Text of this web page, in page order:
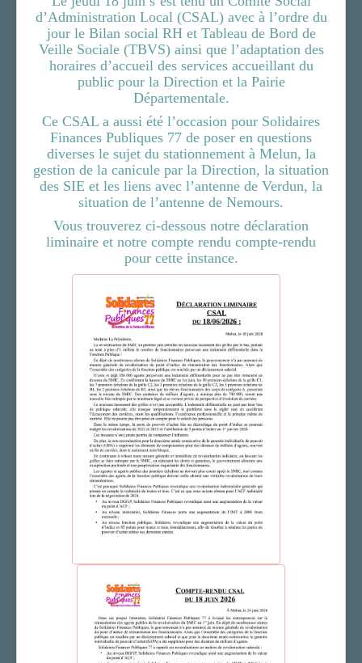
LA SECTION
AGENDA
d’Administration Local (CSAL) avec à l’ordre du
jour le Bilan social RH et Tableau de Bord de
Veille Sociale (TBVS) ainsi que l’adaptation des
horaires d’accueil des services accueillant du
public pour la Direction et la Pairie
Départementale.
Ce CSAL a aussi été l’occasion pour Solidaires
Finances Publiques 77 de poser en questions
diverses le sujet du stationnement à Melun, la
gestion de la canicule par la Direction, la situation
des SIE et les liens avec l’antenne de Verdun, la
situation de l’antenne de Nemours.
Vous trouverez ci-dessous notre déclaration
liminaire et notre compte rendu compte-rendu
pour cette instance.